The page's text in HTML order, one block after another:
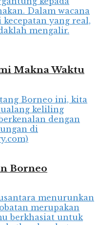
Makna Waktu
Borneo